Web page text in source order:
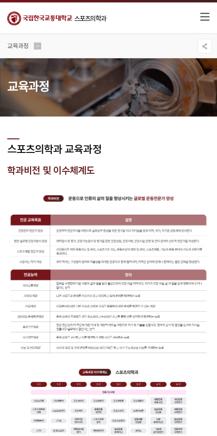
스포츠의학과
교육과정
교육과정
스포츠의학과 교육과정
학과비전 및 이수체계도